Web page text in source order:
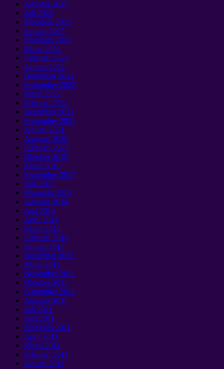
Agustus 2025
Juli 2025
Mungkin 2025
Januari 2025
Mungkin 2024
Maret 2024
Februari 2024
Januari 2024
Desember 2022
September 2022
Maret 2022
Februari 2022
Desember 2021
September 2021
Januari 2021
Agustus 2020
Februari 2020
Oktober 2019
Maret 2018
September 2017
Juni 2017
Mungkin 2015
Agustus 2014
Juni 2014
April 2014
Maret 2014
Februari 2014
Januari 2014
Desember 2012
Maret 2012
November 2011
Oktober 2011
September 2011
Agustus 2011
Juli 2011
Juni 2011
Mungkin 2011
April 2011
Maret 2011
Februari 2011
Januari 2011